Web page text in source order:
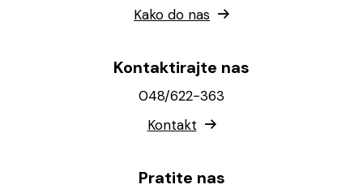
Kako do nas
Kontaktirajte nas
048/622-363
Kontakt
Pratite nas